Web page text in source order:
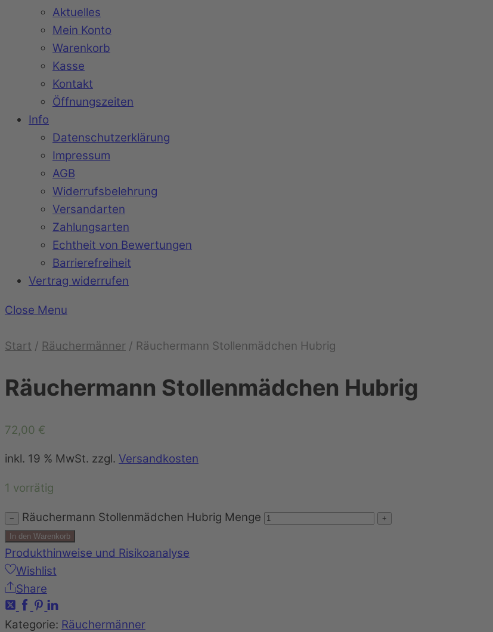
Aktuelles
Mein Konto
Warenkorb
Kasse
Kontakt
Öffnungszeiten
Info
Datenschutzerklärung
Impressum
AGB
Widerrufsbelehrung
Versandarten
Zahlungsarten
Echtheit von Bewertungen
Barrierefreiheit
Vertrag widerrufen
Close Menu
Start / Räuchermänner / Räuchermann Stollenmädchen Hubrig
Räuchermann Stollenmädchen Hubrig
72,00 €
inkl. 19 % MwSt. zzgl. Versandkosten
1 vorrätig
− Räuchermann Stollenmädchen Hubrig Menge
+
In den Warenkorb
Produkthinweise und Risikoanalyse
Wishlist
Share
Kategorie: Räuchermänner